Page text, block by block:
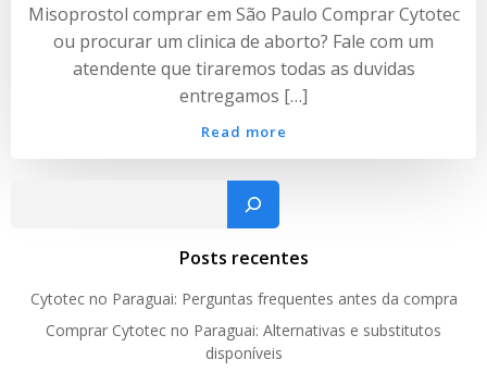
Misoprostol comprar em São Paulo Comprar Cytotec
ou procurar um clinica de aborto? Fale com um
atendente que tiraremos todas as duvidas
entregamos […]
Read more
Pesquisar
Posts recentes
Cytotec no Paraguai: Perguntas frequentes antes da compra
Comprar Cytotec no Paraguai: Alternativas e substitutos
disponíveis